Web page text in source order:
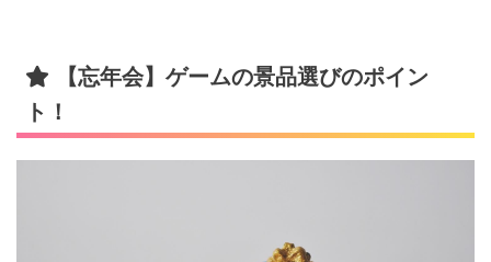
【忘年会】ゲームの景品選びのポイン
ト！